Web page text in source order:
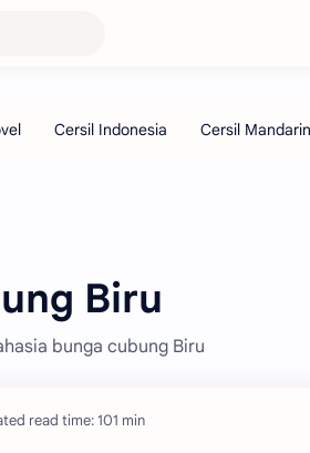
Biru
bunga cubung Biru
read time: 101 min